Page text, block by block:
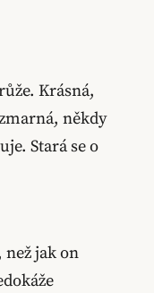
Krásná,
někdy
Stará se o
jak on